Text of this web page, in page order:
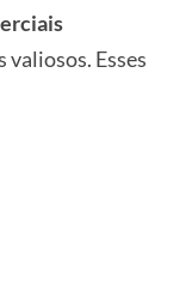
Esses